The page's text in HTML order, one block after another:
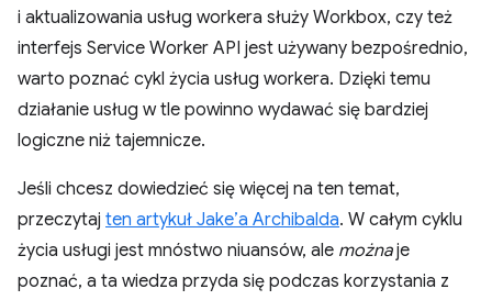
i aktualizowania usług workera służy Workbox, czy też
interfejs Service Worker API jest używany bezpośrednio,
warto poznać cykl życia usług workera. Dzięki temu
działanie usług w tle powinno wydawać się bardziej
logiczne niż tajemnicze.
Jeśli chcesz dowiedzieć się więcej na ten temat,
przeczytaj ten artykuł Jake’a Archibalda. W całym cyklu
życia usługi jest mnóstwo niuansów, ale możnaje
poznać, a ta wiedza przyda się podczas korzystania z